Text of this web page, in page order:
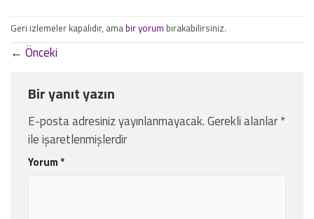
Geri izlemeler kapalıdır, amabir yorum bırakabilirsiniz.
← Önceki
Bir yanıt yazın
E-posta adresiniz yayınlanmayacak.Gerekli alanlar*
ile işaretlenmişlerdir
Yorum *